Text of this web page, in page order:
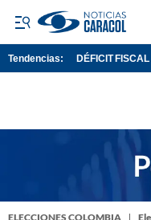
Tendencias: DÉFICIT FISCAL
ELECCIONES COLOMBIA